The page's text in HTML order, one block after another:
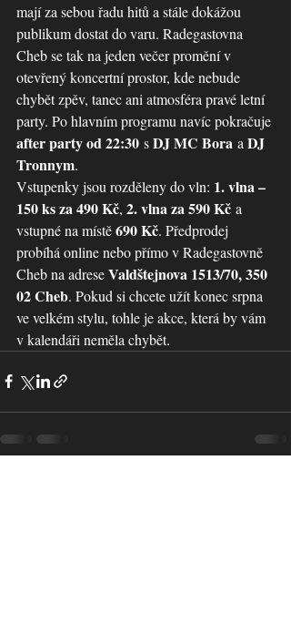
mají za sebou řadu hitů a stále dokážou
publikum dostat do varu. Radegastovna
Cheb se tak na jeden večer promění v
otevřený koncertní prostor, kde nebude
chybět zpěv, tanec ani atmosféra pravé letní
party. Po hlavním programu navíc pokračuje
after party od 22:30 s DJ MC Bora a DJ
Tronnym.
Vstupenky jsou rozděleny do vln: 1. vlna –
150 ks za 490 Kč, 2. vlna za 590 Kč a
vstupné na místě 690 Kč. Předprodej
probíhá online nebo přímo v Radegastovně
Cheb na adrese Valdštejnova 1513/70, 350
02 Cheb. Pokud si chcete užít konec srpna
ve velkém stylu, tohle je akce, která by vám
v kalendáři neměla chybět.